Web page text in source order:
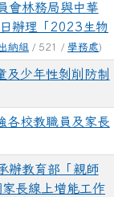
會林務局與中華
辦理「2023生物
出納組 / 521 / 學務處)
少年性剝削防制
各校教職員及家長
辦教育部「親師
長線上增能工作